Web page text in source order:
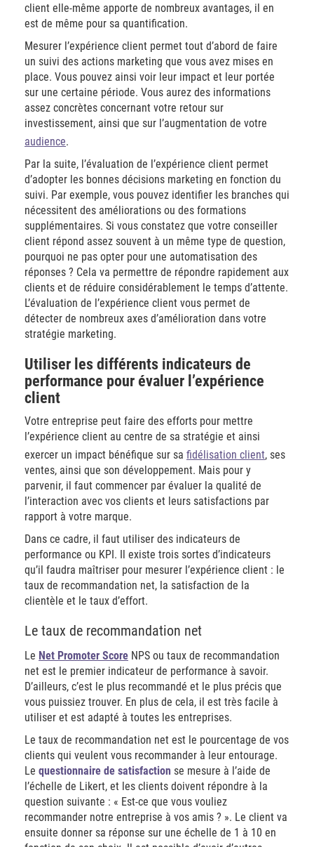
client elle-même apporte de nombreux avantages, il en
est de même pour sa quantification.
Mesurer l’expérience client permet tout d’abord de faire
un suivi des actions marketing que vous avez mises en
place. Vous pouvez ainsi voir leur impact et leur portée
sur une certaine période. Vous aurez des informations
assez concrètes concernant votre retour sur
investissement, ainsi que sur l’augmentation de votre
audience.
Par la suite, l’évaluation de l’expérience client permet
d’adopter les bonnes décisions marketing en fonction du
suivi. Par exemple, vous pouvez identifier les branches qui
nécessitent des améliorations ou des formations
supplémentaires. Si vous constatez que votre conseiller
client répond assez souvent à un même type de question,
pourquoi ne pas opter pour une automatisation des
réponses ? Cela va permettre de répondre rapidement aux
clients et de réduire considérablement le temps d’attente.
L’évaluation de l’expérience client vous permet de
détecter de nombreux axes d’amélioration dans votre
stratégie marketing.
Utiliser les différents indicateurs de
performance pour évaluer l’expérience
client
Votre entreprise peut faire des efforts pour mettre
l’expérience client au centre de sa stratégie et ainsi
exercer un impact bénéfique sur sa fidélisation client, ses
ventes, ainsi que son développement. Mais pour y
parvenir, il faut commencer par évaluer la qualité de
l’interaction avec vos clients et leurs satisfactions par
rapport à votre marque.
Dans ce cadre, il faut utiliser des indicateurs de
performance ou KPI. Il existe trois sortes d’indicateurs
qu’il faudra maîtriser pour mesurer l’expérience client : le
taux de recommandation net, la satisfaction de la
clientèle et le taux d’effort.
Le taux de recommandation net
Le Net Promoter Score NPS ou taux de recommandation
net est le premier indicateur de performance à savoir.
D’ailleurs, c’est le plus recommandé et le plus précis que
vous puissiez trouver. En plus de cela, il est très facile à
utiliser et est adapté à toutes les entreprises.
Le taux de recommandation net est le pourcentage de vos
clients qui veulent vous recommander à leur entourage.
Le questionnaire de satisfaction se mesure à l’aide de
l’échelle de Likert, et les clients doivent répondre à la
question suivante : « Est-ce que vous vouliez
recommander notre entreprise à vos amis ? ». Le client va
ensuite donner sa réponse sur une échelle de 1 à 10 en